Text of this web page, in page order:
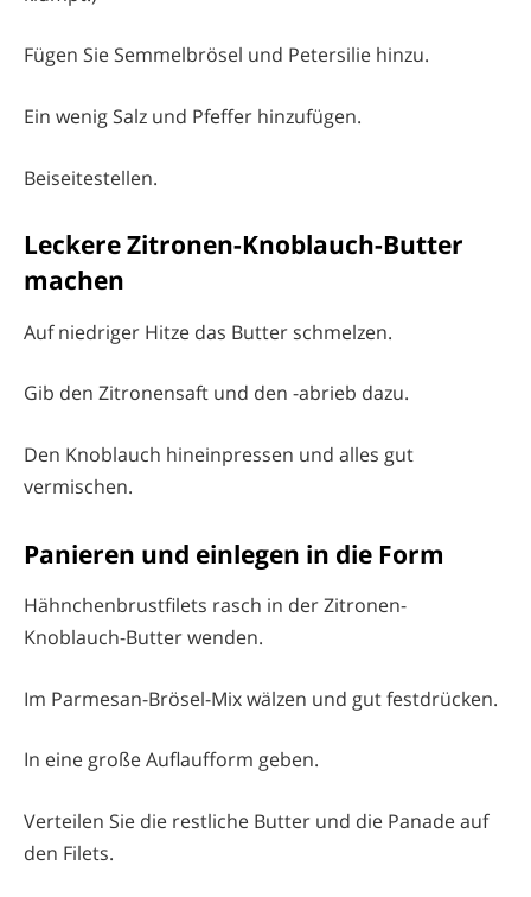
Fügen Sie Semmelbrösel und Petersilie hinzu.
Ein wenig Salz und Pfeffer hinzufügen.
Beiseitestellen.
Leckere Zitronen-Knoblauch-Butter
machen
Auf niedriger Hitze das Butter schmelzen.
Gib den Zitronensaft und den -abrieb dazu.
Den Knoblauch hineinpressen und alles gut
vermischen.
Panieren und einlegen in die Form
Hähnchenbrustfilets rasch in der Zitronen-
Knoblauch-Butter wenden.
Im Parmesan-Brösel-Mix wälzen und gut festdrücken.
In eine große Auflaufform geben.
Verteilen Sie die restliche Butter und die Panade auf
den Filets.